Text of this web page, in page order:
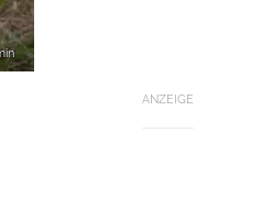
ANZEIGE